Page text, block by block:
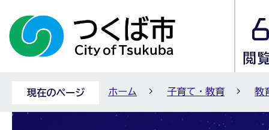
現在のページ ホーム 子育て・教育 教